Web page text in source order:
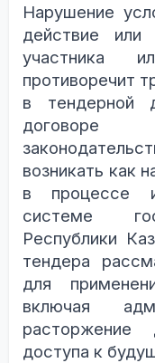
Нарушение
действие или
участника
противоречит
в тендерной
возникать как
в процессе
системе
Республики
тендера
для
включая
расторжение
доступа к